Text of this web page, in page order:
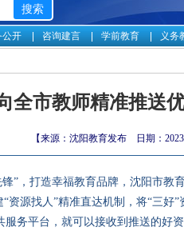
公开 咨询建言 学前教育 义务
全市教师精准推送
【来源：沈阳教育发布 日期：
”，打造幸福教育品牌，沈阳市
资源找人”精准直达机制，将“三
务平台，就可以接收到推送的好